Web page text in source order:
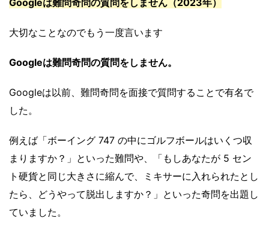
大切なことなのでもう一度言います
Googleは難問奇問の質問をしません。
Googleは以前、難問奇問を面接で質問することで有名で
した。
例えば「ボーイング 747 の中にゴルフボールはいくつ収
まりますか？」といった難問や、「もしあなたが 5 セン
ト硬貨と同じ大きさに縮んで、ミキサーに入れられたとし
たら、どうやって脱出しますか？」といった奇問を出題し
ていました。